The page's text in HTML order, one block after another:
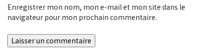
Enregistrer mon nom, mon e-mail et mon site dans le
navigateur pour mon prochain commentaire.